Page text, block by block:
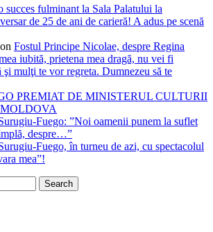
succes fulminant la Sala Palatului la
de 25 de ani de carieră! A adus pe scenă
on Fostul Principe Nicolae, despre Regina
iubită, prietena mea dragă, nu vei fi
şi mulţi te vor regreta. Dumnezeu să te
PREMIAT DE MINISTERUL CULTURII
Fuego: ”Noi oamenii punem la suflet
despre…”
Fuego, în turneu de azi, cu spectacolul
mea”!